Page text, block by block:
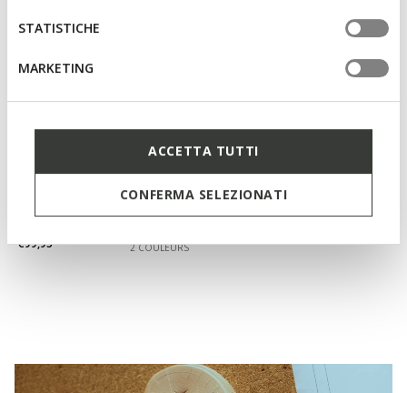
STATISTICHE
MARKETING
ACCETTA TUTTI
CONFERMA SELEZIONATI
VENTILATION ACTIVE
Sandales anatomiques
€99,95
2 COULEURS